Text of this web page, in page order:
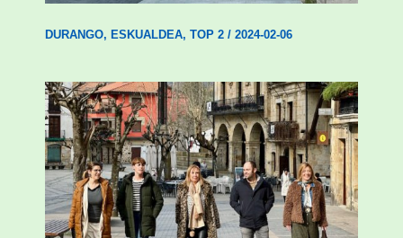
DURANGO, ESKUALDEA, TOP 2/ 2024-02-06
Mankomunitateko gizarte-langileak